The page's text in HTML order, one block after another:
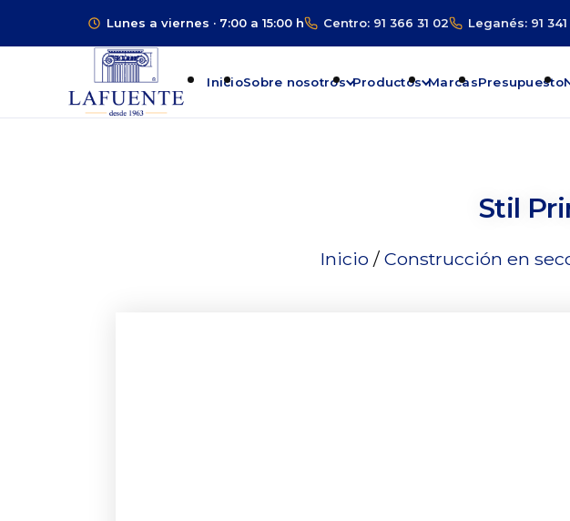
Lunes a viernes · 7:00 a 15:00 h Centro: 91 366 31 02 Leganés: 91
InicioSobre nosotros Productos MarcasPresupuesto
Stil
Inicio / Construcción en